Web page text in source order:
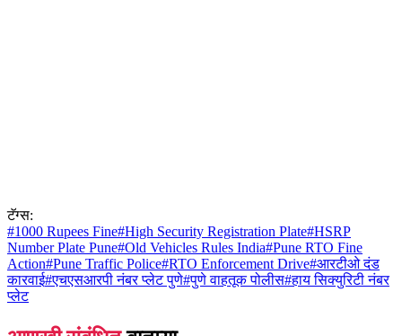
टॅग्स:
#1000 Rupees Fine#High Security Registration Plate#HSRP
Number Plate Pune#Old Vehicles Rules India#Pune RTO Fine
Action#Pune Traffic Police#RTO Enforcement Drive#आरटीओ दंड
कारवाई#एचएसआरपी नंबर प्लेट पुणे#पुणे वाहतूक पोलीस#हाय सिक्युरिटी नंबर
प्लेट